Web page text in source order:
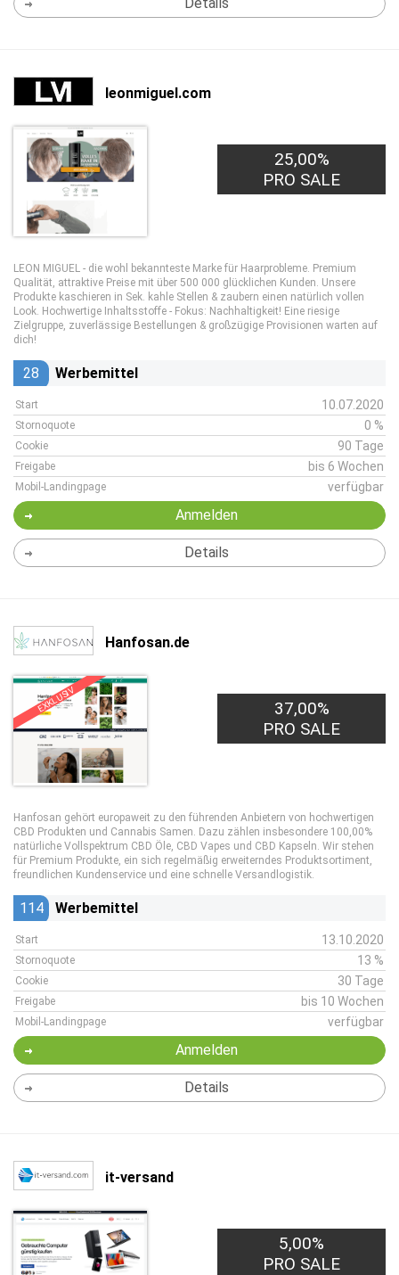
leonmiguel.com
25,00%
PRO SALE
LEON MIGUEL - die wohl bekannteste Marke für Haarprobleme. Premium
Qualität, attraktive Preise mit über 500 000 glücklichen Kunden. Unsere
Produkte kaschieren in Sek. kahle Stellen & zaubern einen natürlich vollen
Look. Hochwertige Inhaltsstoffe - Fokus: Nachhaltigkeit! Eine riesige
Zielgruppe, zuverlässige Bestellungen & großzügige Provisionen warten auf
dich!
28 Werbemittel
Start 10.07.2020
Stornoquote 0 %
Cookie 90 Tage
Freigabe bis 6 Wochen
Mobil-Landingpage verfügbar
Anmelden
Details
Hanfosan.de
EXKLUSIV
37,00%
PRO SALE
Hanfosan gehört europaweit zu den führenden Anbietern von hochwertigen
CBD Produkten und Cannabis Samen. Dazu zählen insbesondere 100,00%
natürliche Vollspektrum CBD Öle, CBD Vapes und CBD Kapseln. Wir stehen
für Premium Produkte, ein sich regelmäßig erweiterndes Produktsortiment,
freundlichen Kundenservice und eine schnelle Versandlogistik.
114 Werbemittel
Start 13.10.2020
Stornoquote 13 %
Cookie 30 Tage
Freigabe bis 10 Wochen
Mobil-Landingpage verfügbar
Anmelden
Details
it-versand
5,00%
PRO SALE